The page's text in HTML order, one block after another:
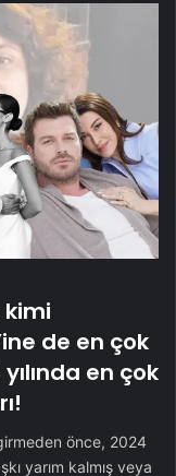
kimi
de en çok
en çok
önce, 2024
yarım kalmış veya